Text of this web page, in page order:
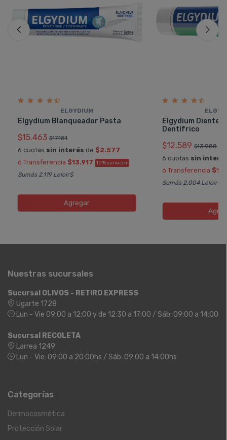
ELGYDIUM
Elgydium Blanqueador Pasta
$15.463 $17.181
6 cuotas sin interés de $2.577
ó Transferencia $13.917 10% EXTRA OFF
Sumás 2.119 Leloir$
Agregar
Elgydium Dientes
Dentí­frico
$12.589 $13.988
6 cuotas sin
ó Transferencia
Sumás 2.004 Leloir$
Nuestras sucursales
Sucursal OLIVOS - RETIRO EXPRESS
Ugarte 1728
Lun - Vie 09:00 a 12:00 y de 12:30 a 17:00 / Sáb: 09:00 a 14:00
Sucursal RECOLETA
Larrea 1249
Lun - Vie: 09:00 a 20:00hs / Sáb: 09:00 a 14:00hs
Categorías
Dermocosmética
Protección Solar